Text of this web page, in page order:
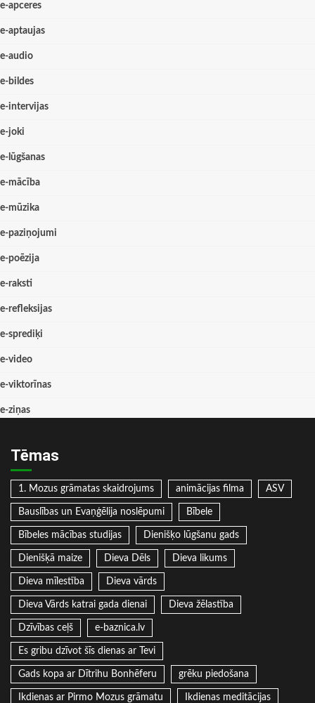
e-apceres
e-aptaujas
e-audio
e-bildes
e-intervijas
e-joki
e-lūgšanas
e-mācība
e-mūzika
e-paziņojumi
e-poēzija
e-raksti
e-refleksijas
e-sprediķi
e-video
e-viktorīnas
e-ziņas
Tēmas
1. Mozus grāmatas skaidrojums animācijas filma ASV
Bauslības un Evaņģēlija noslēpumi Bībele
Bībeles mācības studijas Dienišķo lūgšanu gads
Dienišķā maize Dieva Dēls Dieva likums
Dieva mīlestība Dieva vārds
Dieva Vārds katrai gada dienai Dieva žēlastība
Dzīvības ceļš e-baznica.lv
Es gribu dzīvot šīs dienas ar Tevi
Gads kopa ar Dītrihu Bonhēferu grēku piedošana
Ikdienas ar Pirmo Mozus grāmatu Ikdienas meditācijas